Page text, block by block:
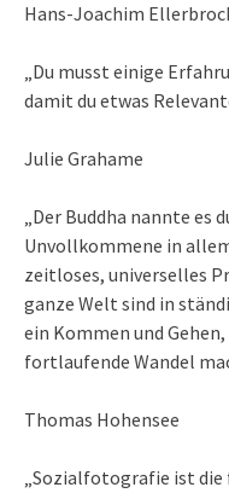
Hans-Joachim
„Du musst einige
damit du etwas
Julie Grahame
„Der Buddha nannte es
Unvollkommene in
zeitloses, universelles
ganze Welt sind in
ein Kommen und
fortlaufende Wandel
Thomas Hohensee
„Sozialfotografie ist